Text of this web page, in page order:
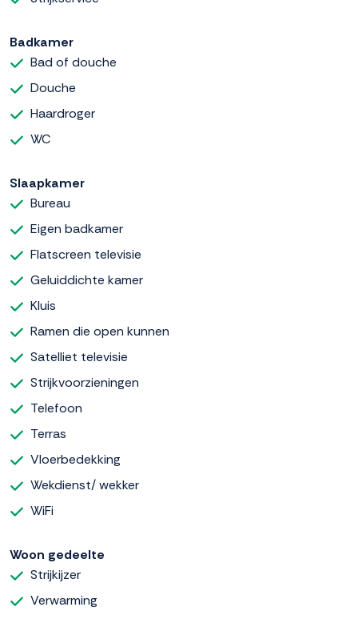
Badkamer
Bad of douche
Douche
Haardroger
WC
Slaapkamer
Bureau
Eigen badkamer
Flatscreen televisie
Geluiddichte kamer
Kluis
Ramen die open kunnen
Satelliet televisie
Strijkvoorzieningen
Telefoon
Terras
Vloerbedekking
Wekdienst/ wekker
WiFi
Woon gedeelte
Strijkijzer
Verwarming